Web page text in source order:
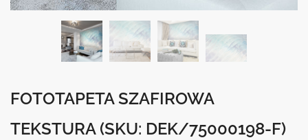
FOTOTAPETA SZAFIROWA
TEKSTURA (SKU: DEK/75000198-F)